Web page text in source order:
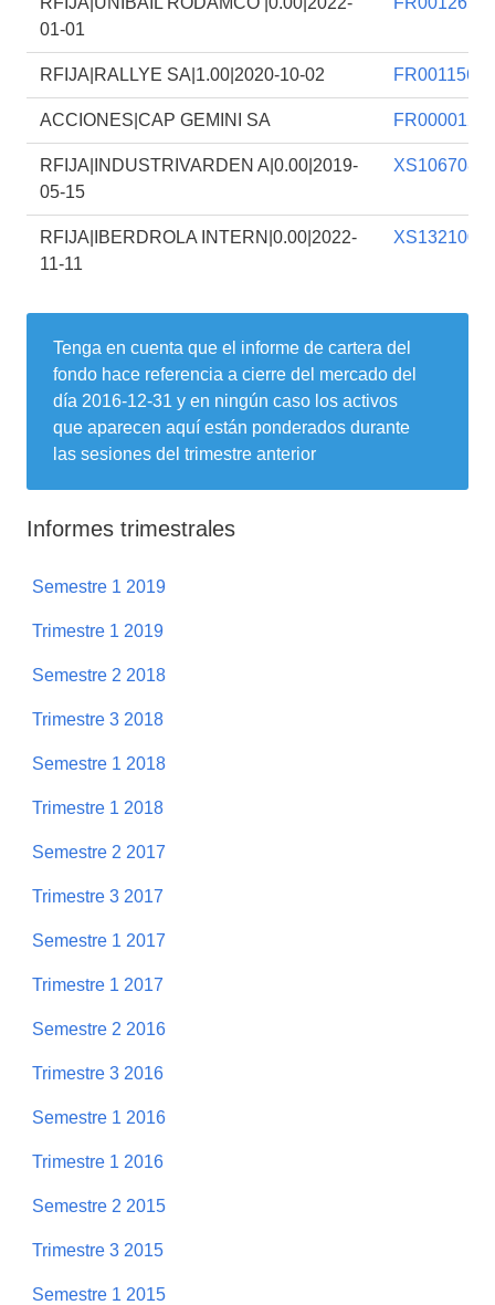
01-01
RFIJA|RALLYE SA|1.00|2020-10-02
ACCIONES|CAP GEMINI SA
RFIJA|INDUSTRIVARDEN A|0.00|2019-
05-15
RFIJA|IBERDROLA INTERN|0.00|2022-
11-11
Tenga en cuenta que el informe de cartera del
fondo hace referencia a cierre del mercado del
día 2016-12-31 y en ningún caso los activos
que aparecen aquí están ponderados durante
las sesiones del trimestre anterior
Informes trimestrales
Semestre 1 2019
Trimestre 1 2019
Semestre 2 2018
Trimestre 3 2018
Semestre 1 2018
Trimestre 1 2018
Semestre 2 2017
Trimestre 3 2017
Semestre 1 2017
Trimestre 1 2017
Semestre 2 2016
Trimestre 3 2016
Semestre 1 2016
Trimestre 1 2016
Semestre 2 2015
Trimestre 3 2015
Semestre 1 2015